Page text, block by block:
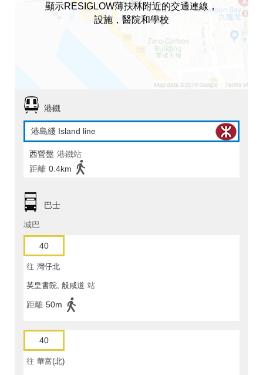
顯示RESIGLOW薄扶林附近的交通連線，
設施，醫院和學校
港鐵
港島綫 Island line
西營盤 港鐵站
距離 0.4km
巴士
城巴
40
往 灣仔北
英皇書院, 般咸道 站
距離 50m
40
往 華富(北)